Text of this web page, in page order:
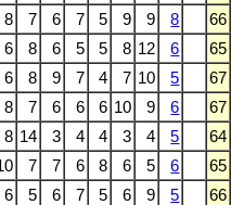
8 7 6 7 5 9 9 8 66
6 8 6 5 5 8 12 6 65
6 8 9 7 4 7 10 5 67
8 7 6 6 6 10 9 6 67
8 14 3 4 4 3 4 5 64
7 7 6 8 6 5 6 65
6 5 6 7 5 6 9 5 66